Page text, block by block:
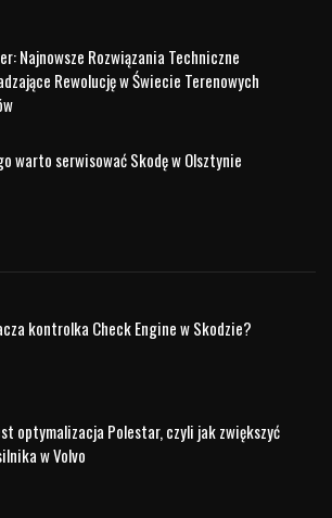
królowa była wierna marce Land Rover,
się jednym z jej ulubionych pojazdów.
jazdy samochodem, królowa Elżbieta II
Range Rovera do podróży po swoich
wizytach oraz podczas
Królewskiego Luksusu
przez królową Elżbietę II nie tylko
motoryzacyjne, ale również
i luksus, z którym jest kojarzona
Elegancki design i doskonałe
doskonale pasowały do stylu
podczas oficjalnych uroczystości,